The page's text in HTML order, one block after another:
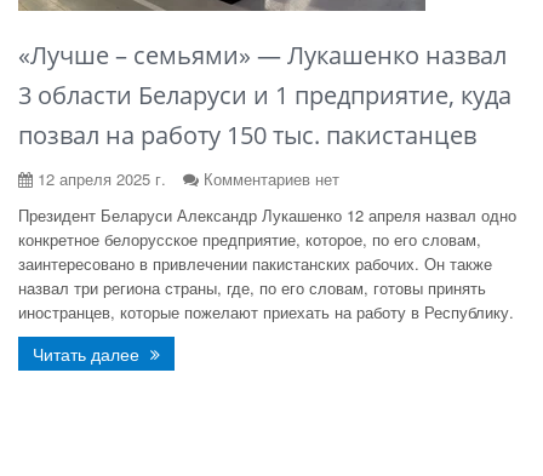
«Лучше – семьями» — Лукашенко назвал
3 области Беларуси и 1 предприятие, куда
позвал на работу 150 тыс. пакистанцев
12 апреля 2025 г.
Комментариев нет
Президент Беларуси Александр Лукашенко 12 апреля назвал одно
конкретное белорусское предприятие, которое, по его словам,
заинтересовано в привлечении пакистанских рабочих. Он также
назвал три региона страны, где, по его словам, готовы принять
иностранцев, которые пожелают приехать на работу в Республику.
Читать далее